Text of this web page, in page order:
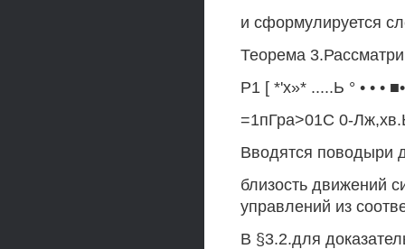
и сформулируется
Теорема
Р1 [ *'х»* .....Ь ° • • •
=1пГра>01С 0-
Вводятся поводыри
близость движений
управлений из
В §3.2.для